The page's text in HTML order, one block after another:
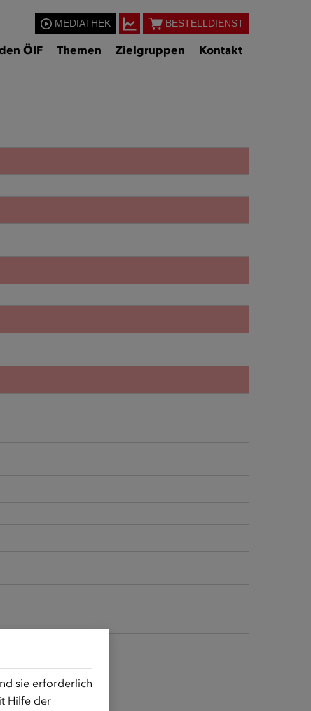
MEDIATHEK BESTELLDIENST
ÖIF Themen Zielgruppen Kontakt
sie erforderlich
Hilfe der